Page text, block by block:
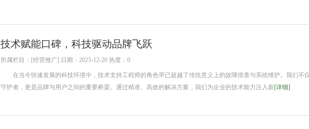
技术赋能口碑，科技驱动品牌飞跃
所属栏目：[经营推广] 日期：2025-12-20 热度：0
在当今快速发展的科技环境中，技术支持工程师的角色早已超越了传统意义上的故障排查与系统维护。我们不
守护者，更是品牌与用户之间的重要桥梁。通过精准、高效的解决方案，我们为企业的技术能力注入新[详细]